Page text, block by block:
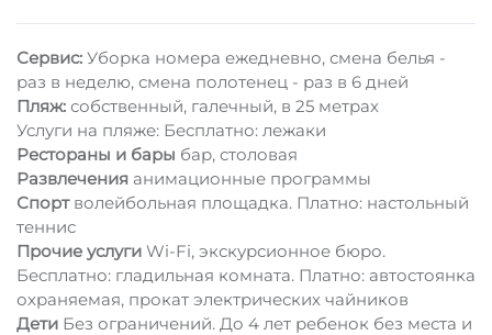
Сервис: Уборка номера ежедневно, смена белья -
раз в неделю, смена полотенец - раз в 6 дней
Пляж: собственный, галечный, в 25 метрах
Услуги на пляже: Бесплатно: лежаки
Рестораны и бары бар, столовая
Развлечения анимационные программы
Спортволейбольная площадка. Платно: настольный
теннис
Прочие услуги Wi-Fi, экскурсионное бюро.
Бесплатно: гладильная комната. Платно: автостоянка
охраняемая, прокат электрических чайников
Дети Без ограничений. До 4 лет ребенок без места и